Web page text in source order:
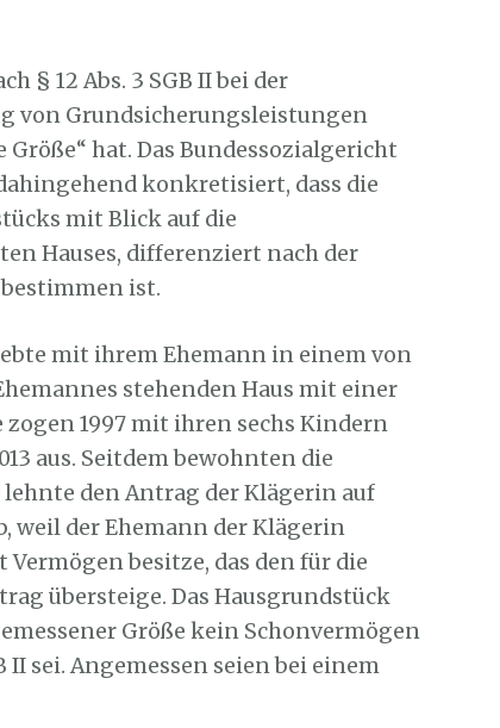
§ 12 Abs. 3 SGB II bei der
von Grundsicherungsleistungen
hat. Das Bundessozialgericht
konkretisiert, dass die
mit Blick auf die
Hauses, differenziert nach der
ist.
mit ihrem Ehemann in einem von
stehenden Haus mit einer
zogen 1997 mit ihren sechs Kindern
aus. Seitdem bewohnten die
lehnte den Antrag der Klägerin auf
weil der Ehemann der Klägerin
besitze, das den für die
übersteige. Das Hausgrundstück
Größe kein Schonvermögen
II sei. Angemessen seien bei einem